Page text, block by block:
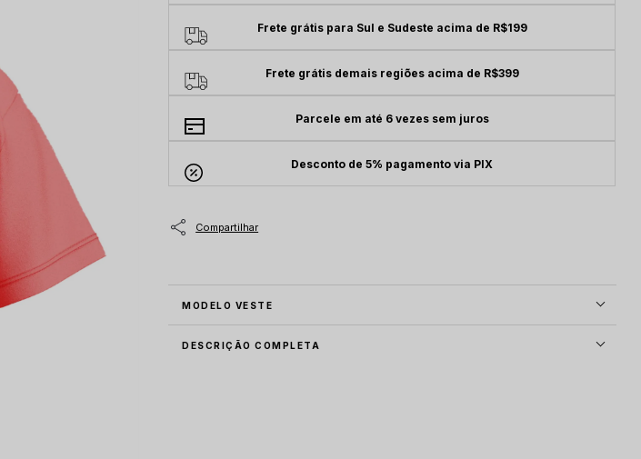
Frete grátis para Sul e Sudeste acima de R$199
Frete grátis demais regiões acima de R$399
Parcele em até 6 vezes sem juros
Desconto de 5% pagamento via PIX
MODELO VESTE
DESCRIÇÃO COMPLETA